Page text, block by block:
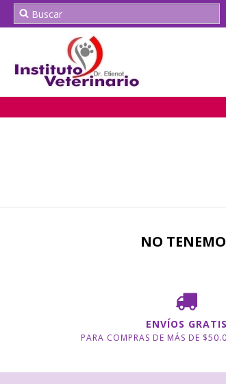
NO
ENVÍOS GRATIS
PARA COMPRAS DE MÁS DE